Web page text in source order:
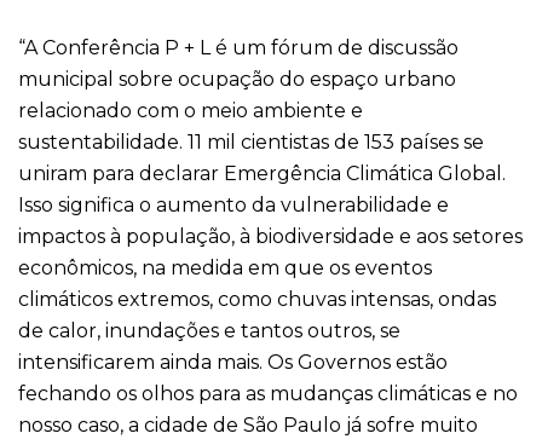
“A Conferência P + L é um fórum de discussão
municipal sobre ocupação do espaço urbano
relacionado com o meio ambiente e
sustentabilidade. 11 mil cientistas de 153 países se
uniram para declarar Emergência Climática Global.
Isso significa o aumento da vulnerabilidade e
impactos à população, à biodiversidade e aos setores
econômicos, na medida em que os eventos
climáticos extremos, como chuvas intensas, ondas
de calor, inundações e tantos outros, se
intensificarem ainda mais. Os Governos estão
fechando os olhos para as mudanças climáticas e no
nosso caso, a cidade de São Paulo já sofre muito